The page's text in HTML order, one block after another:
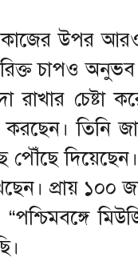
উপর
চাপও
চেষ্টা
তিনি
পৌঁছে
প্রায় ১০০